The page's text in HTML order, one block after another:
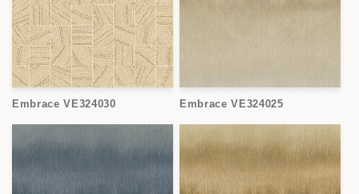
Embrace VE324030 Embrace VE324025